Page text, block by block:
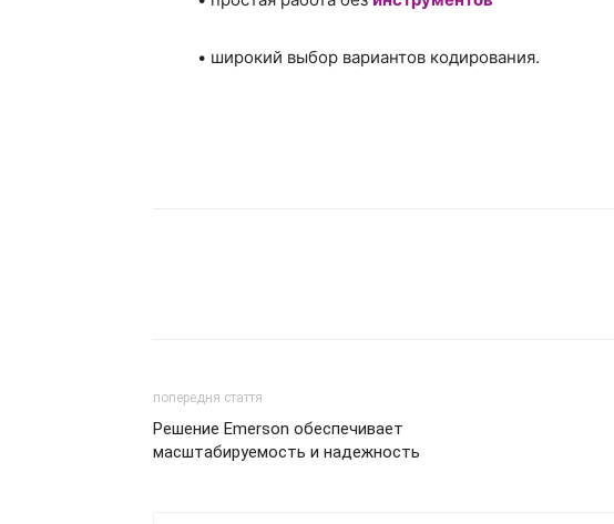
• широкий выбор вариантов кодирования.
попередня стаття
Решение Emerson обеспечивает
масштабируемость и надежность